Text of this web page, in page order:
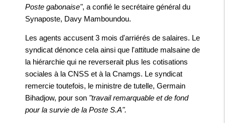
Poste gabonaise", a confié le secrétaire général du
Synaposte, Davy Mamboundou.
Les agents accusent 3 mois d'arriérés de salaires. Le
syndicat dénonce cela ainsi que l'attitude malsaine de
la hiérarchie qui ne reverserait plus les cotisations
sociales à la CNSS et à la Cnamgs. Le syndicat
remercie toutefois, le ministre de tutelle, Germain
Bihadjow, pour son "travail remarquable et de fond
pour la survie de la Poste S.A".